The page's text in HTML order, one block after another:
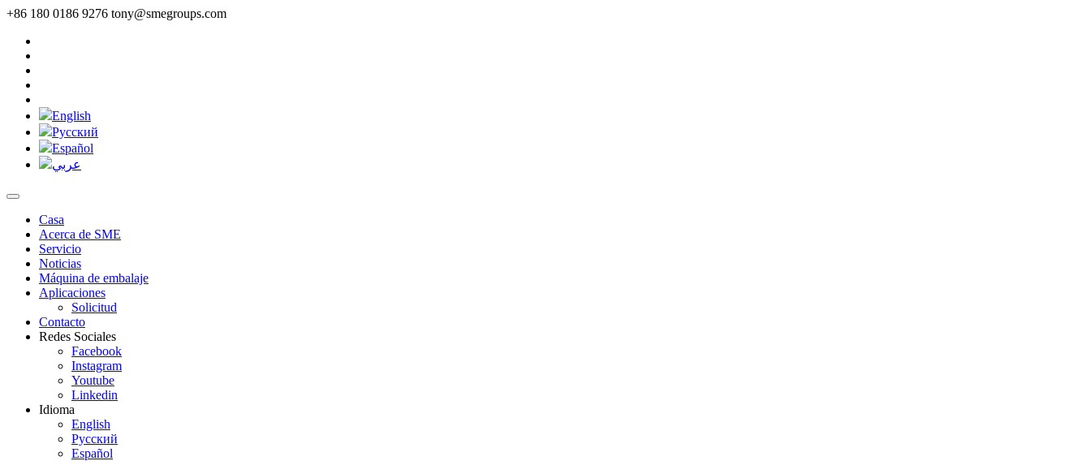
+86 180 0186 9276 tony@smegroups.com
English
Pусский
Español
عربي
Casa
Acerca de SME
Servicio
Noticias
Máquina de embalaje
Aplicaciones
Solicitud
Contacto
Redes Sociales
Facebook
Instagram
Youtube
Linkedin
Idioma
English
Pусский
Español